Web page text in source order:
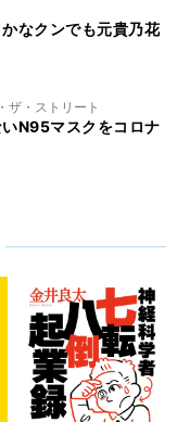
なクンでも元貴乃花
ザ・ストリート
N95マスクをコロナ